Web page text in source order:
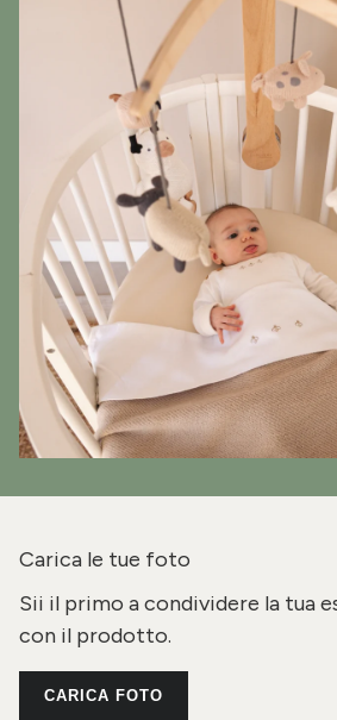
Carica le tue foto
Sii il primo a condividere la tua
con il prodotto.
CARICA FOTO